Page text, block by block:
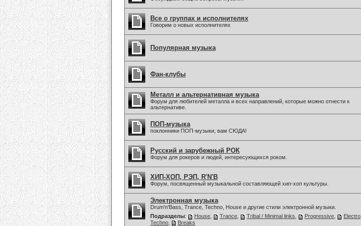
Все о группах и исполнителях
Говорим о новых исполнителях
Популярная музыка
Фан-клубы
Металл и альтернативная музыка
Форум для любителей металла и всех направлений, которые можно отнести к
альтернативе.
ПОП-музыка
поклонники ПОП-музыки, вам СЮДА!
Русский и зарубежный РОК
Форум для рокеров и людей, интересующихся роком.
ХИП-ХОП, РЭП, R'N'B
Форум, посвященный музыкальной составляющей хип-хоп культуры.
Электронная музыка
Drum'n'Bass, Trance, Techno, House и другие стили электронной музыки.
Подразделы: House Trance Tribal / Minimal links Progressive Electro
Techno
Breaks